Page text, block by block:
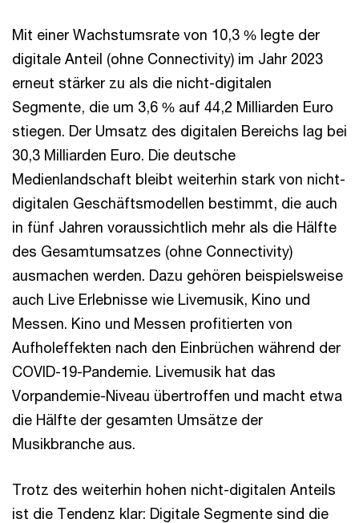
Mit einer Wachstumsrate von 10,3 % legte der
digitale Anteil (ohne Connectivity) im Jahr 2023
erneut stärker zu als die nicht-digitalen
Segmente, die um 3,6 % auf 44,2 Milliarden Euro
stiegen. Der Umsatz des digitalen Bereichs lag bei
30,3 Milliarden Euro. Die deutsche
Medienlandschaft bleibt weiterhin stark von nicht-
digitalen Geschäftsmodellen bestimmt, die auch
in fünf Jahren voraussichtlich mehr als die Hälfte
des Gesamtumsatzes (ohne Connectivity)
ausmachen werden. Dazu gehören beispielsweise
auch Live Erlebnisse wie Livemusik, Kino und
Messen. Kino und Messen profitierten von
Aufholeffekten nach den Einbrüchen während der
COVID-19-Pandemie. Livemusik hat das
Vorpandemie-Niveau übertroffen und macht etwa
die Hälfte der gesamten Umsätze der
Musikbranche aus.
Trotz des weiterhin hohen nicht-digitalen Anteils
ist die Tendenz klar: Digitale Segmente sind die